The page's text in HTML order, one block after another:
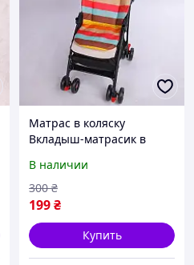
Матрас в коляску
Вкладыш-матрасик в
для кормления (4105)
В наличии
199₴
300 ₴
Купить